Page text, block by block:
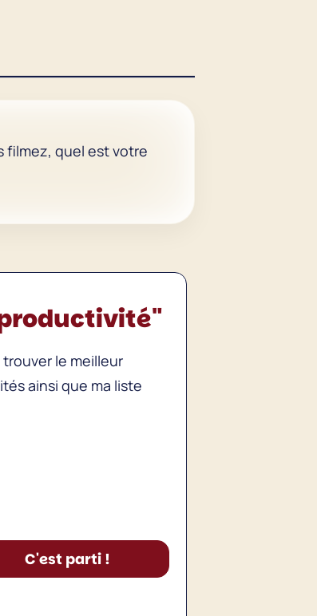
filmez, quel est votre
le meilleur
ainsi que ma liste
C'est parti !